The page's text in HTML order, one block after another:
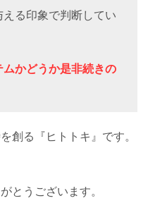
る印象で判断してい
かどうか是非続きの
創る『ヒトトキ』です。
とうございます。